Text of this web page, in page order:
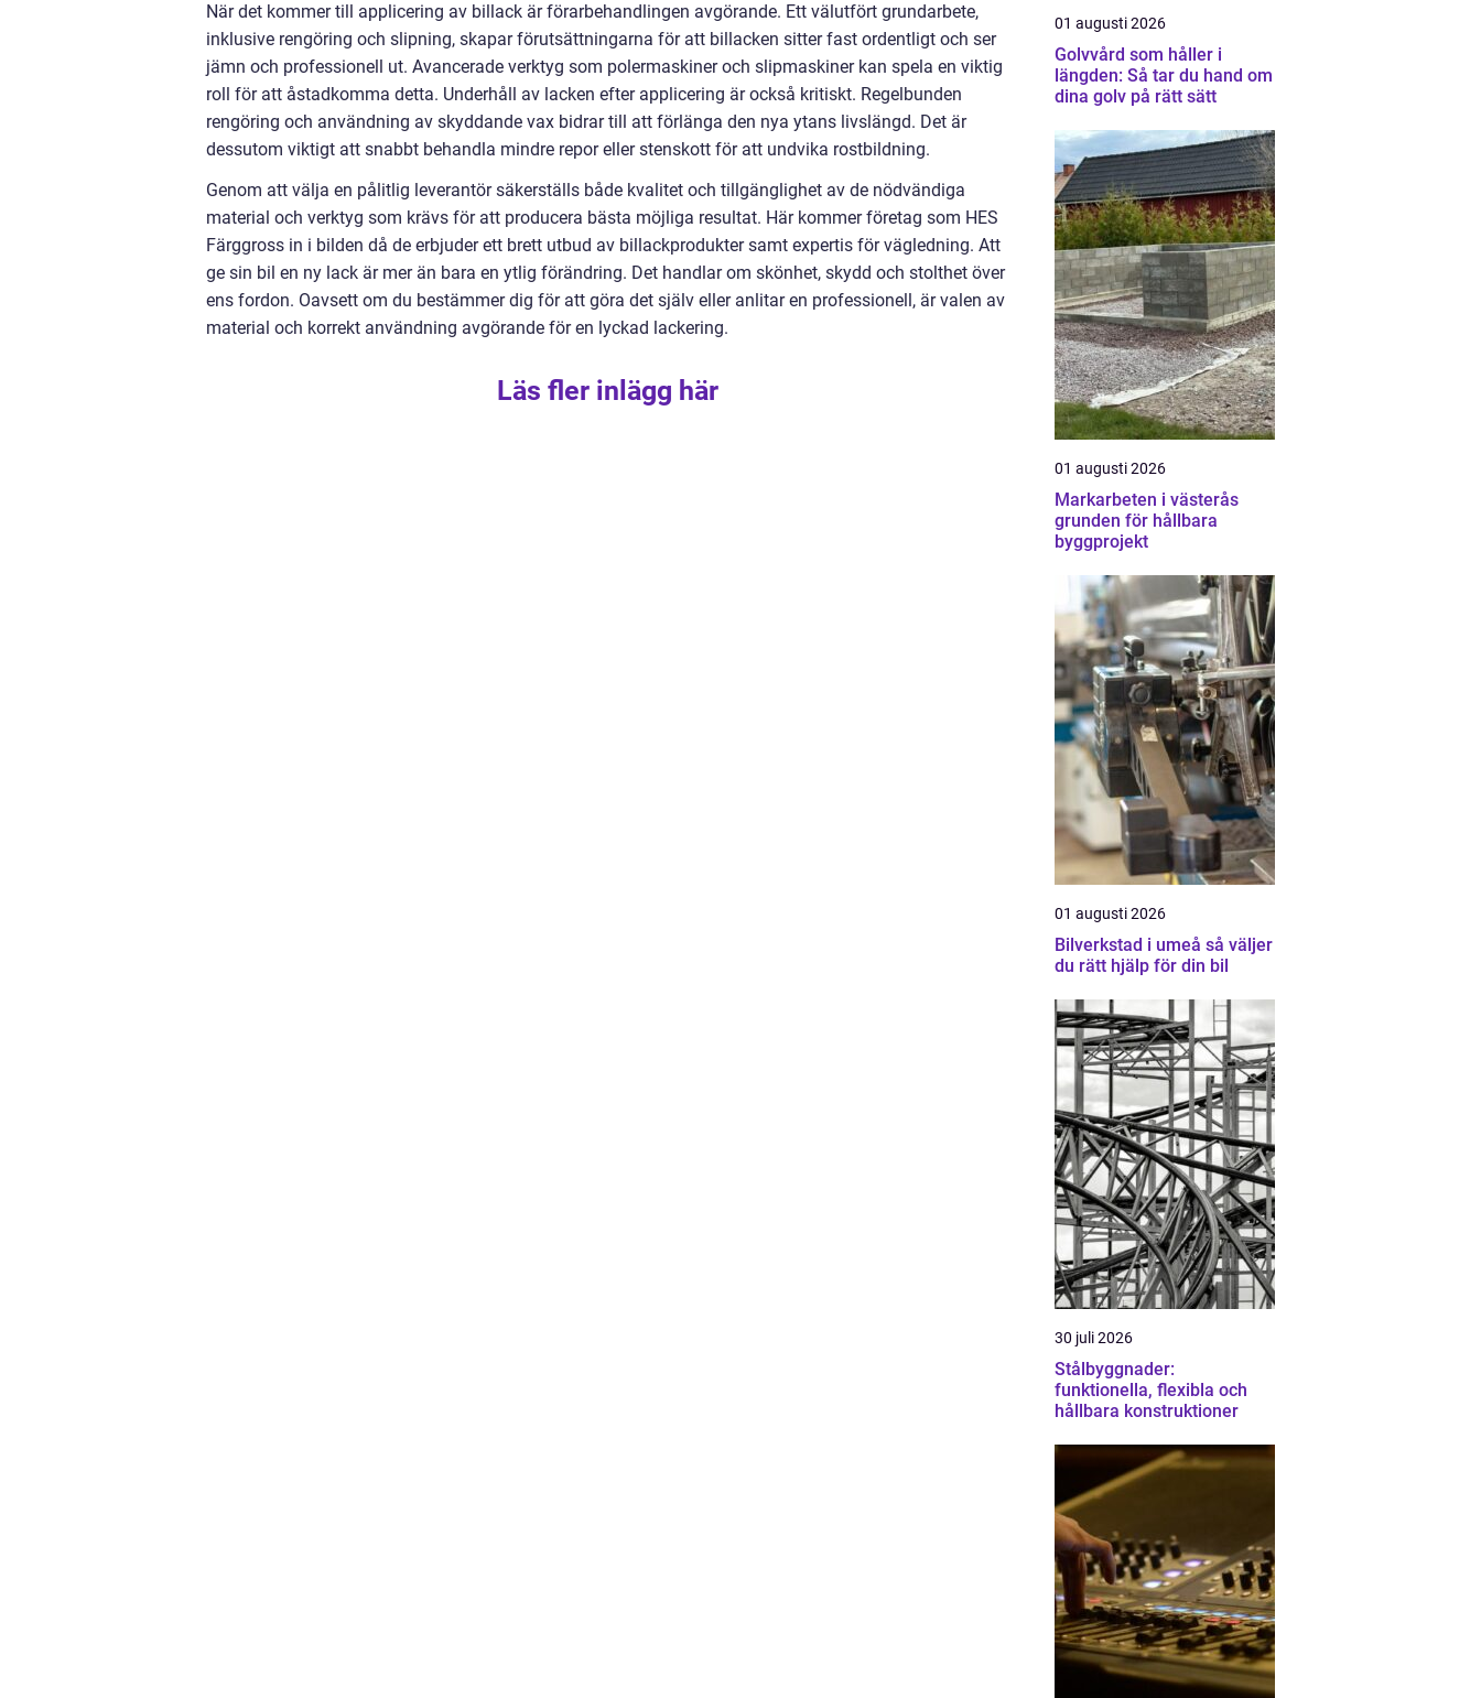
När det kommer till applicering av billack är förarbehandlingen avgörande. Ett välutfört grundarbete,
inklusive rengöring och slipning, skapar förutsättningarna för att billacken sitter fast ordentligt och ser
jämn och professionell ut. Avancerade verktyg som polermaskiner och slipmaskiner kan spela en viktig
roll för att åstadkomma detta. Underhåll av lacken efter applicering är också kritiskt. Regelbunden
rengöring och användning av skyddande vax bidrar till att förlänga den nya ytans livslängd. Det är
dessutom viktigt att snabbt behandla mindre repor eller stenskott för att undvika rostbildning.
Genom att välja en pålitlig leverantör säkerställs både kvalitet och tillgänglighet av de nödvändiga
material och verktyg som krävs för att producera bästa möjliga resultat. Här kommer företag som HES
Färggross in i bilden då de erbjuder ett brett utbud av billackprodukter samt expertis för vägledning. Att
ge sin bil en ny lack är mer än bara en ytlig förändring. Det handlar om skönhet, skydd och stolthet över
ens fordon. Oavsett om du bestämmer dig för att göra det själv eller anlitar en professionell, är valen av
material och korrekt användning avgörande för en lyckad lackering.
Läs fler inlägg här
01 augusti 2026
Golvvård som håller i
längden: Så tar du hand om
dina golv på rätt sätt
01 augusti 2026
Markarbeten i västerås
grunden för hållbara
byggprojekt
01 augusti 2026
Bilverkstad i umeå så väljer
du rätt hjälp för din bil
30 juli 2026
Stålbyggnader:
funktionella, flexibla och
hållbara konstruktioner